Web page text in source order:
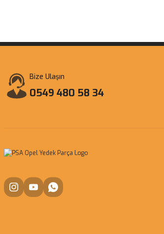
Bize Ulaşın
0549 480 58 34